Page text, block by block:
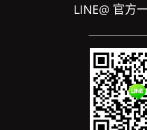
LINE@ 官方